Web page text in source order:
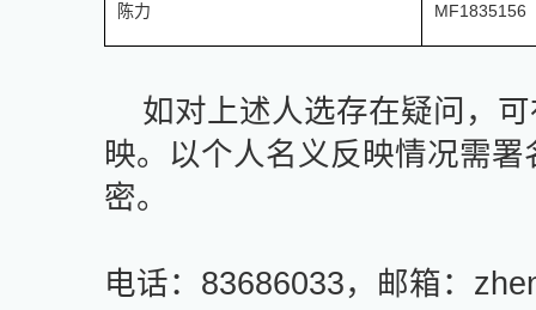
陈力 MF1835156
如对上述人选存在疑问，
映。以个人名义反映情况需
密。
电话： 83686033， 邮箱：